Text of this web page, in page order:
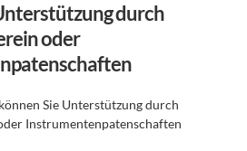
durch
oder
Sie Unterstützung durch
Instrumentenpatenschaften